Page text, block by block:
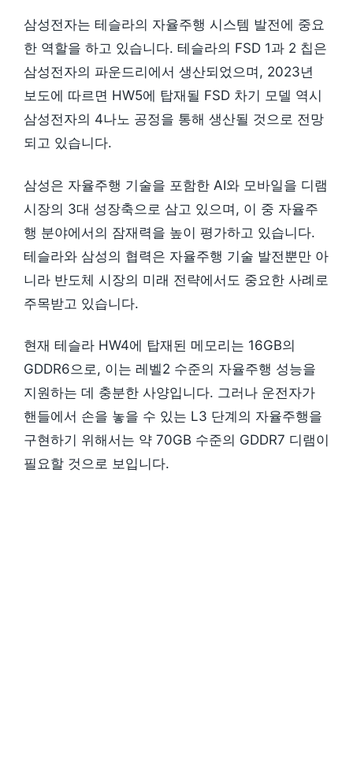
삼성전자는 테슬라의 자율주행 시스템 발전에 중요
한 역할을 하고 있습니다. 테슬라의 FSD 1과 2 칩은
삼성전자의 파운드리에서 생산되었으며, 2023년
보도에 따르면 HW5에 탑재될 FSD 차기 모델 역시
삼성전자의 4나노 공정을 통해 생산될 것으로 전망
되고 있습니다.
삼성은 자율주행 기술을 포함한 AI와 모바일을 디램
시장의 3대 성장축으로 삼고 있으며, 이 중 자율주
행 분야에서의 잠재력을 높이 평가하고 있습니다.
테슬라와 삼성의 협력은 자율주행 기술 발전뿐만 아
니라 반도체 시장의 미래 전략에서도 중요한 사례로
주목받고 있습니다.
현재 테슬라 HW4에 탑재된 메모리는 16GB의
GDDR6으로, 이는 레벨2 수준의 자율주행 성능을
지원하는 데 충분한 사양입니다. 그러나 운전자가
핸들에서 손을 놓을 수 있는 L3 단계의 자율주행을
구현하기 위해서는 약 70GB 수준의 GDDR7 디램이
필요할 것으로 보입니다.